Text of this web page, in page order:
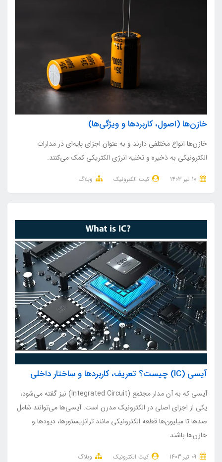
خازن‌ها (اصول، کاربردها و ویژگی‌ها)
خازن‌ها انواع مختلفی دارند و به عنوان اجزای پایه‌ای در مدارات
الکترونیکی به ذخیره و تخلیه انرژی الکتریکی کمک می‌کنند.
کیت الکترونیک وبلاگ
آیسی (IC) چیست؟ تعریف، کاربردها و ساختار داخلی
آیسی که به آن مدار مجتمع (Integrated Circuit) نیز گفته می‌شود،
یکی از اجزای اصلی در الکترونیک مدرن است. آیسی‌ها می‌توانند شامل
صدها تا میلیون‌ها قطعه الکترونیکی مانند ترانزیستورها، دیودها و
خازن‌ها باشند.
کیت الکترونیک وبلاگ